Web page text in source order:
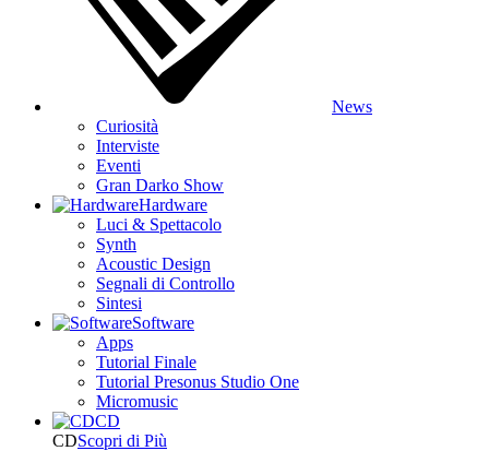
News
Curiosità
Interviste
Eventi
Gran Darko Show
Hardware
Luci & Spettacolo
Synth
Acoustic Design
Segnali di Controllo
Sintesi
Software
Apps
Tutorial Finale
Tutorial Presonus Studio One
Micromusic
CD
CDScopri di Più